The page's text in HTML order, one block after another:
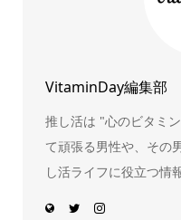
VitaminDay編集部
推し活は "心のビタミ
て頑張る男性や、その
し活ライフに役立つ情